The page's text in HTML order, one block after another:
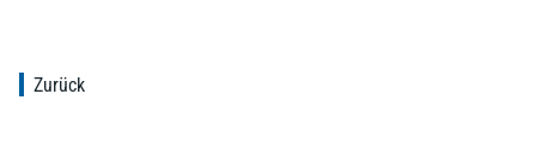
Zurück